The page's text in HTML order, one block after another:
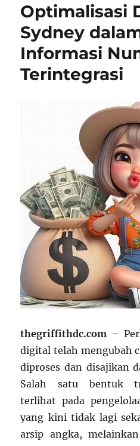
Optimalisasi
Sydney
Informasi
Terintegrasi
thegriffithdc.com –
digital telah mengubah
diproses dan disajikan
Salah satu bentuk
terlihat pada
yang kini tidak lagi
arsip angka,